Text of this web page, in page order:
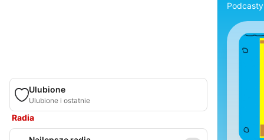
Ulubione
Ulubione i ostatnie
Radia
Podcasty